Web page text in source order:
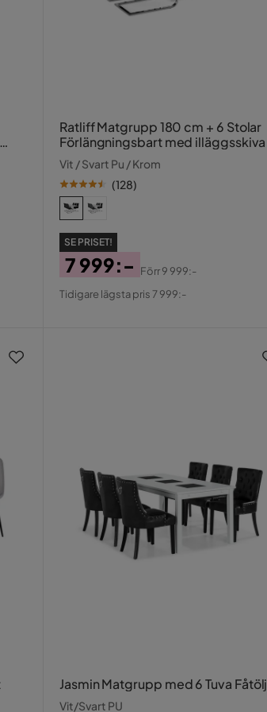
Ratliff Matgrupp 180 cm + 6 Stolar
Förlängningsbart med illäggsskiva
Vit / Svart Pu / Krom
(128)
SE PRISET!
Pris
7 999:-
Original
Förr9 999:-
Tidigare lägsta pris 7 999:-
Jasmin Matgrupp med 6 Tuva Fåtölj
Vit/Svart PU